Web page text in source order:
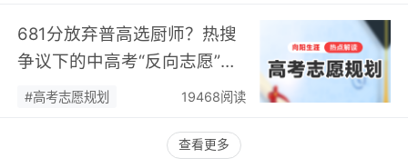
681分放弃普高选厨师？热搜
争议下的中高考“反向志愿”
潮，藏着职业规划新逻辑…
#高考志愿规划 19468阅读
查看更多